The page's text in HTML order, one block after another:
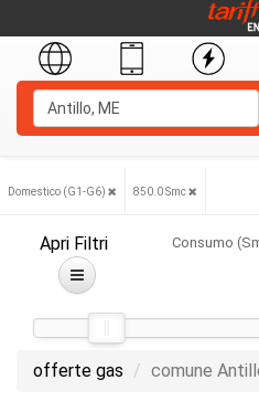
Domestico (G1-G6) 850.0 Smc
Apri Filtri Consumo
offerte gas comune